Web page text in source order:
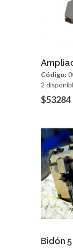
Código:
2
$53284
Bidón